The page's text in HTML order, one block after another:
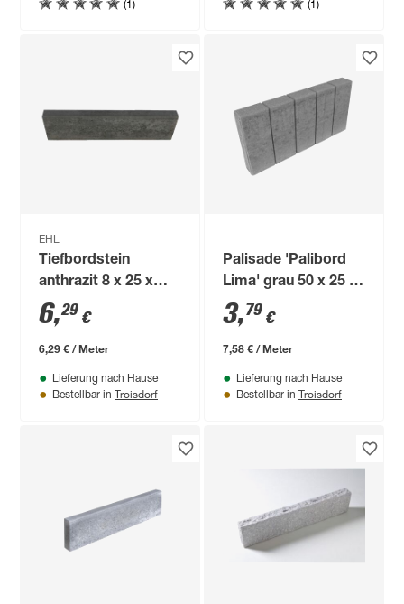
(1)
(1)
EHL
Tiefbordstein
anthrazit 8 x 25 x
100 cm
6,29 €
6,29 € / Meter
Lieferung nach Hause
Bestellbar in Troisdorf
Palisade 'Palibord
Lima' grau 50 x 25 x
6 cm
3,79 €
7,58 € / Meter
Lieferung nach Hause
Bestellbar in Troisdorf